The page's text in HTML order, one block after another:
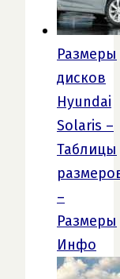
Размеры
дисков
Hyundai
Solaris –
Таблицы
–
Размеры
Инфо